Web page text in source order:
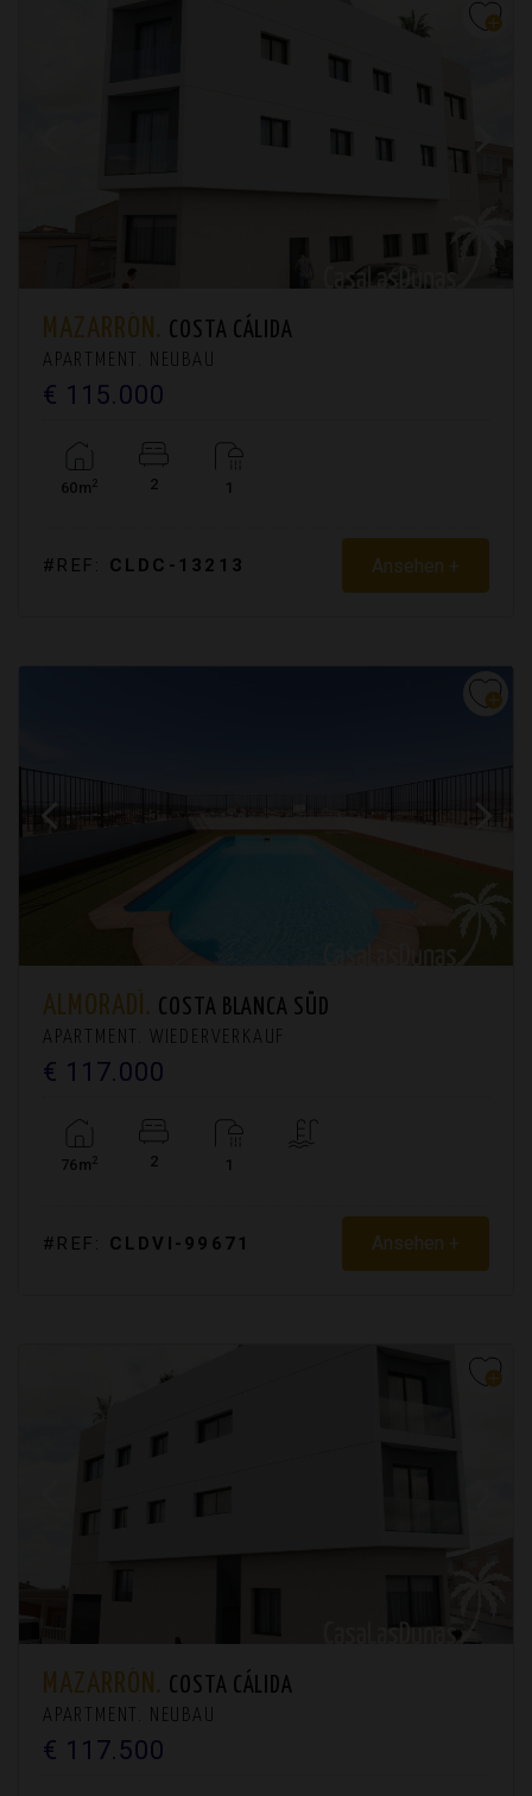
MAZARRÓN. COSTA CÁLIDA
APARTMENT. NEUBAU
€ 115.000
60m2 2 1
#REF: CLDC-13213 Ansehen +
ALMORADÍ. COSTA BLANCA SÜD
APARTMENT. WIEDERVERKAUF
€ 117.000
76m2 2 1
#REF: CLDVI-99671 Ansehen +
MAZARRÓN. COSTA CÁLIDA
APARTMENT. NEUBAU
€ 117.500